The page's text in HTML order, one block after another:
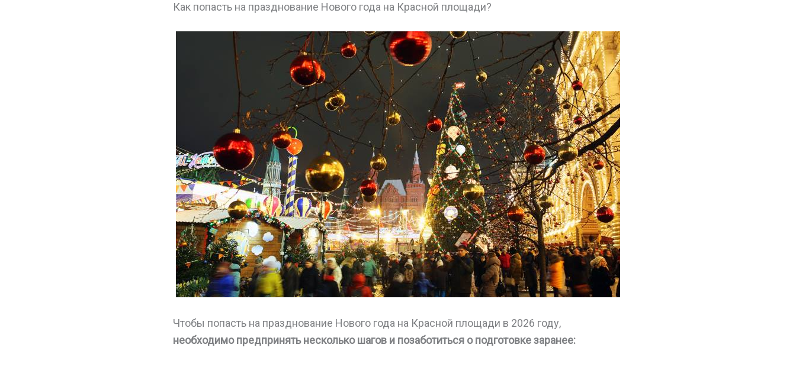
Как попасть на празднование Нового года на Красной площади?
Чтобы попасть на празднование Нового года на Красной площади в 2026 году,
необходимо предпринять несколько шагов и позаботиться о подготовке заранее: